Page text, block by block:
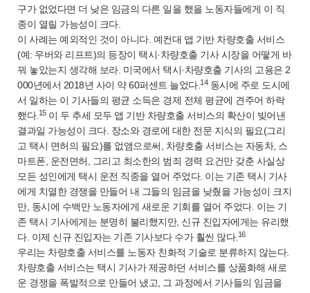
구가 없었다면 더 낮은 임금의 다른 일을 했을 노동자들에게 이 직
종이 열릴 가능성이 크다.
이 사례는 예외적인 것이 아니다. 예컨대 앱 기반 차량호출 서비스
(예: 우버와 리프트)의 등장이 택시·차량호출 기사 시장을 어떻게 바
꿔 놓았는지 생각해 보라. 미국에서 택시·차량호출 기사의 고용은 2
000년에서 2018년 사이 약 60퍼센트 늘었다. 14동시에 주로 도시에
서 일하는 이 기사들의 평균 소득은 경제 전체 평균에 견주어 하락
했다. 15이 두 추세 모두 앱 기반 차량호출 서비스의 확산이 빚어낸
결과일 가능성이 크다. 장소와 경로에 대한 전문 지식의 필요(그리
고 택시 면허의 필요)를 없앰으로써, 차량호출 서비스는 자동차, 스
마트폰, 운전면허, 그리고 최소한의 범죄 경력 요건만 갖춘 사실상
모든 성인에게 택시 운전 직종을 열어 주었다. 이는 기존 택시 기사
에게 치열한 경쟁을 만들어 내 그들의 임금을 낮췄을 가능성이 크지
만, 동시에 수백만 노동자에게 새로운 기회를 열어 주었다. 이는 기
존 택시 기사에게는 분명히 불리했지만, 신규 진입자에게는 유리했
다. 이제 신규 진입자는 기존 기사보다 수가 훨씬 많다. 16
우리는 차량호출 서비스를 노동자 친화적 기술로 분류하지 않는다.
차량호출 서비스는 택시 기사가 제공하던 서비스를 상품화해 새로
운 경쟁을 폭발적으로 만들어 냈고, 그 과정에서 기사들의 임금을